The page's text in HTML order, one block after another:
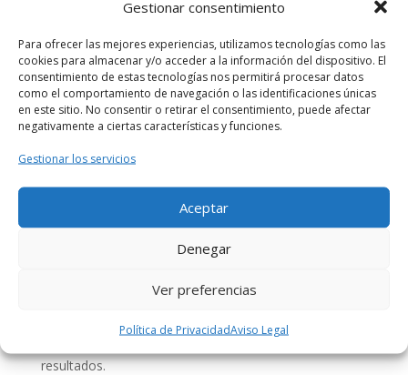
Gestionar consentimiento
Para ofrecer las mejores experiencias, utilizamos tecnologías como las
cookies para almacenar y/o acceder a la información del dispositivo. El
consentimiento de estas tecnologías nos permitirá procesar datos
como el comportamiento de navegación o las identificaciones únicas
en este sitio. No consentir o retirar el consentimiento, puede afectar
negativamente a ciertas características y funciones.
Gestionar los servicios
Aceptar
Denegar
Ver preferencias
Política de PrivacidadAviso Legal
#YoMeQuedoEnCasa
Comentarios recientes
TED, TEDxValencia y TEDxAdventures |
CoworkingValenciaenCURSO 5 STARS LEADERSHIP –
DESATATUPOTENCIAL – COWORKINGVALENCIA
TEDxValencia | CoworkingValencia
Segunda conferencia ley custodia compartida en
valencia | Abogado AmigoenLA CUSTODIA
creación de emails y análisis de resultados.
Beatriz Cañizares FlorentinoenTALLER DE EMAIL
resultados.